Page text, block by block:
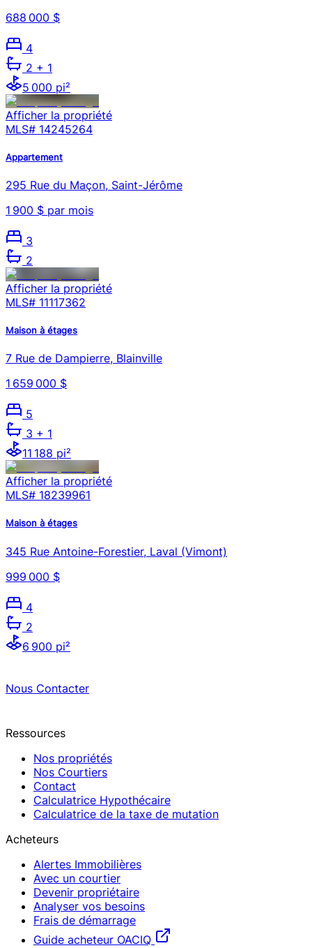
688 000 $
4
2 + 1
5 000 pi²
Afficher la propriété
MLS# 14245264
Appartement
295 Rue du Maçon, Saint-Jérôme
1 900 $ par mois
3
2
Afficher la propriété
MLS# 11117362
Maison à étages
7 Rue de Dampierre, Blainville
1 659 000 $
5
3 + 1
11 188 pi²
Afficher la propriété
MLS# 18239961
Maison à étages
345 Rue Antoine-Forestier, Laval (Vimont)
999 000 $
4
2
6 900 pi²
Nous Contacter
Ressources
Nos propriétés
Nos Courtiers
Contact
Calculatrice Hypothécaire
Calculatrice de la taxe de mutation
Acheteurs
Alertes Immobilières
Avec un courtier
Devenir propriétaire
Analyser vos besoins
Frais de démarrage
Guide acheteur OACIQ